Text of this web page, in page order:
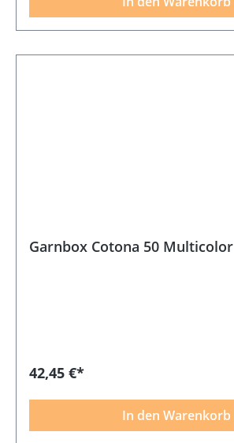
Garnbox Cotona 50 Multicolor
42,45 €*
In den Warenkorb